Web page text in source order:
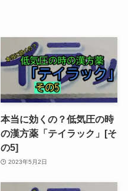
本当に効くの？低気圧の時
の漢方薬「テイラック」[そ
の5]
2023年5月2日